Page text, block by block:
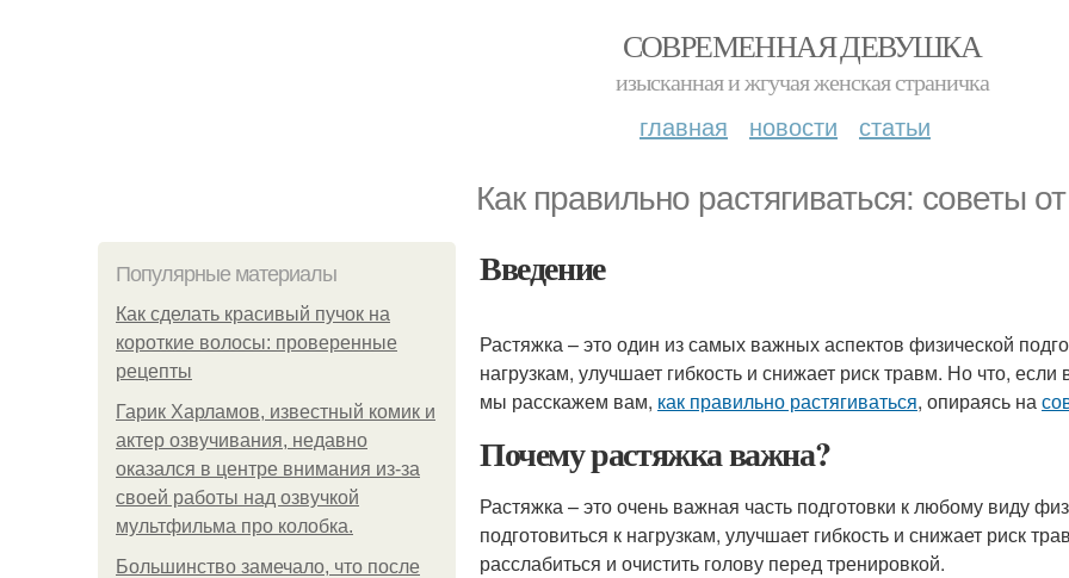
СОВРЕМЕННАЯ ДЕВУШКА
изысканная и жгучая женская страничка
главная новости статьи
Как правильно растягиваться: советы
Популярные материалы
Как сделать красивый пучок на
короткие волосы: проверенные
рецепты
Гарик Харламов, известный комик и
актер озвучивания, недавно
оказался в центре внимания из-за
своей работы над озвучкой
мультфильма про колобка.
Большинство замечало, что после
Введение
Растяжка – это один из самых важных аспектов физической
нагрузкам, улучшает гибкость и снижает риск травм. Но что,
мы расскажем вам, как правильно растягиваться, опираясь на
Почему растяжка важна?
Растяжка – это очень важная часть подготовки к любому виду
подготовиться к нагрузкам, улучшает гибкость и снижает риск
расслабиться и очистить голову перед тренировкой.